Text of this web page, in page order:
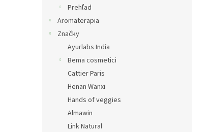
Prehľad
Aromaterapia
Značky
Ayurlabs India
Bema cosmetici
Cattier Paris
Henan Wanxi
Hands of veggies
Almawin
Link Natural